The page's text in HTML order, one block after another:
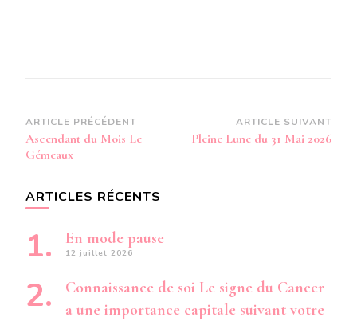
Navigation
d’article
ARTICLE PRÉCÉDENT
Ascendant du Mois Le
Gémeaux
ARTICLE SUIVANT
Pleine Lune du 31 Mai 2026
ARTICLES RÉCENTS
En mode pause
12 juillet 2026
Connaissance de soi Le signe du Cancer
a une importance capitale suivant votre